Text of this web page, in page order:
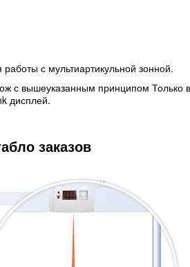
с мультиартикульной зонной.
с вышеуказанным принципом Только
дисплей.
заказов